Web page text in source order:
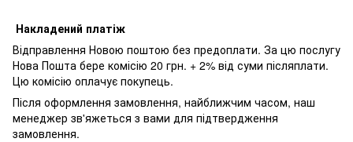
Накладений платіж
Відправлення Новою поштою без предоплати. За цю послугу
Нова Пошта бере комісію 20 грн. + 2% від суми післяплати.
Цю комісію оплачує покупець.
Після оформлення замовлення, найближчим часом, наш
менеджер зв'яжеться з вами для підтвердження
замовлення.